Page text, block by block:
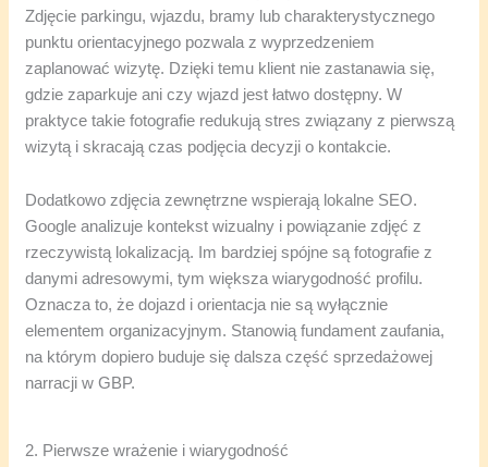
Zdjęcie parkingu, wjazdu, bramy lub charakterystycznego
punktu orientacyjnego pozwala z wyprzedzeniem
zaplanować wizytę. Dzięki temu klient nie zastanawia się,
gdzie zaparkuje ani czy wjazd jest łatwo dostępny. W
praktyce takie fotografie redukują stres związany z pierwszą
wizytą i skracają czas podjęcia decyzji o kontakcie.
Dodatkowo zdjęcia zewnętrzne wspierają lokalne SEO.
Google analizuje kontekst wizualny i powiązanie zdjęć z
rzeczywistą lokalizacją. Im bardziej spójne są fotografie z
danymi adresowymi, tym większa wiarygodność profilu.
Oznacza to, że dojazd i orientacja nie są wyłącznie
elementem organizacyjnym. Stanowią fundament zaufania,
na którym dopiero buduje się dalsza część sprzedażowej
narracji w GBP.
2. Pierwsze wrażenie i wiarygodność